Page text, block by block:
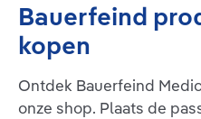
Bauerfeind
kopen
Ontdek Bauerfeind
onze shop. Plaats de